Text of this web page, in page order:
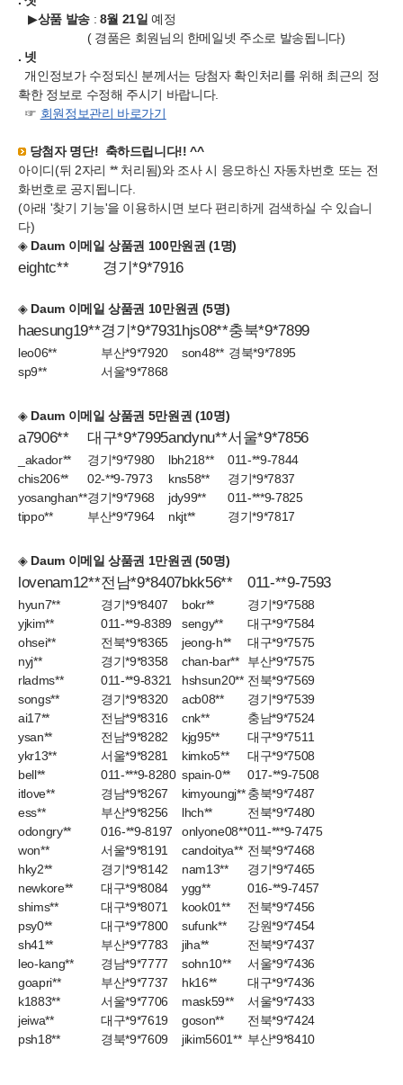
▶상품 발송: 8월 21일 예정
( 경품은 회원님의 한메일넷 주소로 발송됩니다)
. 넷
개인정보가 수정되신 분께서는 당첨자 확인처리를 위해 최근의 정
확한 정보로 수정해 주시기 바랍니다.
☞ 회원정보관리 바로가기
당첨자 명단! 축하드립니다!! ^^
아이디(뒤 2자리 ** 처리됨)와 조사 시 응모하신 자동차번호 또는 전
화번호로 공지됩니다.
(아래 '찾기 기능'을 이용하시면 보다 편리하게 검색하실 수 있습니
다)
◈ Daum 이메일 상품권 100만원권 (1명)
eightc** 경기*9*7916
◈ Daum 이메일 상품권 10만원권 (5명)
haesung19**경기*9*7931hjs08**충북*9*7899
leo06** 부산*9*7920 son48** 경북*9*7895
sp9**
서울*9*7868
◈ Daum 이메일 상품권 5만원권 (10명)
a7906** 대구*9*7995andynu**서울*9*7856
_akador** 경기*9*7980 lbh218**
011-**9-7844
chis206**
02-**9-7973 kns58**
경기*9*7837
yosanghan**경기*9*7968 jdy99**
011-***9-7825
tippo**
부산*9*7964 nkjt** 경기*9*7817
◈ Daum 이메일 상품권 1만원권 (50명)
lovenam12**전남*9*8407bkk56** 011-**9-7593
hyun7** 경기*9*8407 bokr**
경기*9*7588
yjkim**
011-**9-8389 sengy**
대구*9*7584
ohsei**
전북*9*8365 jeong-h**
대구*9*7575
nyj**
경기*9*8358 chan-bar**
부산*9*7575
rladms**
011-**9-8321 hshsun20** 전북*9*7569
songs**
경기*9*8320 acb08**
경기*9*7539
ai17**
전남*9*8316 cnk**
충남*9*7524
ysan**
전남*9*8282 kjg95**
대구*9*7511
ykr13**
서울*9*8281 kimko5**
대구*9*7508
bell**
011-***9-8280 spain-0**
017-**9-7508
itlove**
경남*9*8267 kimyoungj** 충북*9*7487
ess**
부산*9*8256 lhch**
전북*9*7480
odongry**
016-**9-8197 onlyone08**011-***9-7475
won**
서울*9*8191 candoitya** 전북*9*7468
hky2**
경기*9*8142 nam13**
경기*9*7465
newkore**
대구*9*8084 ygg**
016-**9-7457
shims**
대구*9*8071 kook01**
전북*9*7456
psy0**
대구*9*7800 sufunk**
강원*9*7454
sh41**
부산*9*7783 jiha**
전북*9*7437
leo-kang**
경남*9*7777 sohn10**
서울*9*7436
goapri**
부산*9*7737 hk16**
대구*9*7436
k1883**
서울*9*7706 mask59**
서울*9*7433
jeiwa**
대구*9*7619 goson**
전북*9*7424
psh18**
경북*9*7609 jikim5601** 부산*9*8410